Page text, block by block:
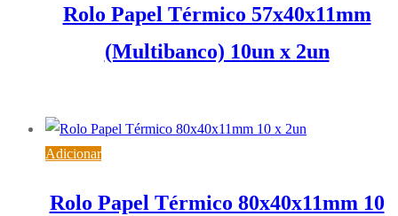
Rolo Papel Térmico 57x40x11mm
(Multibanco) 10un x 2un
Adicionar
Rolo Papel Térmico 80x40x11mm 10